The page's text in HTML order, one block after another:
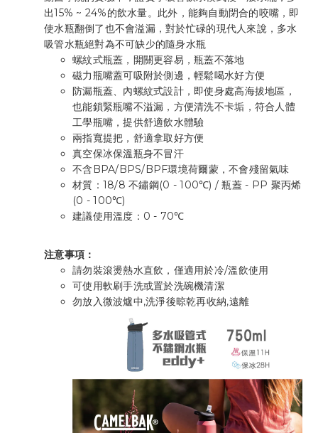
出15% ~ 24%的飲水量。此外，能夠自動閉合的咬嘴，即
使水瓶翻倒了也不會溢漏，對於忙碌的現代人來說，多水
吸管水瓶絕對為不可缺少的隨身水瓶
螺紋式瓶蓋，開關更容易，瓶蓋不落地
磁力瓶嘴蓋可吸附於側邊，輕鬆喝水好方便
防漏瓶蓋、內螺紋式設計，即使身處高海拔地區，
也能鎖緊瓶嘴不溢漏，方便清洗不卡垢，符合人體
工學瓶嘴，提供舒適飲水體驗
兩指寬提把，舒適拿取好方便
真空保冰保溫瓶身不冒汗
不含BPA/BPS/BPF環境荷爾蒙，不會殘留氣味
材質：18/8 不鏽鋼(0 - 100℃) / 瓶蓋 - PP 聚丙烯
(0 - 100℃)
建議使用溫度：0 - 70℃
注意事項：
請勿裝滾燙熱水直飲，僅適用於冷/溫飲使用
可使用軟刷手洗或置於洗碗機清潔
勿放入微波爐中,洗淨後晾乾再收納,遠離